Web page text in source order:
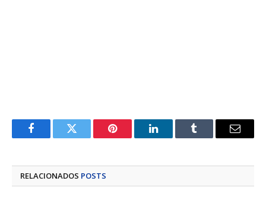
FacebookTwitter Pinterest LinkedInTumblr
E-
RELACIONADOS POSTS